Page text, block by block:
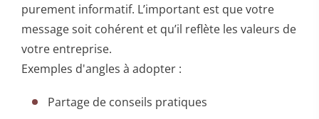
purement informatif. L’important est que votre
message soit cohérent et qu’il reflète les valeurs de
votre entreprise.
Exemples d'angles à adopter :
Partage de conseils pratiques